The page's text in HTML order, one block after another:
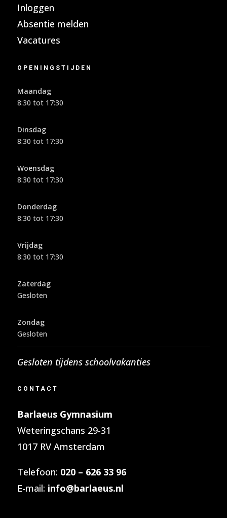
Inloggen
Absentie melden
Vacatures
OPENINGSTIJDEN
Maandag
8:30 tot 17:30
Dinsdag
8:30 tot 17:30
Woensdag
8:30 tot 17:30
Donderdag
8:30 tot 17:30
Vrijdag
8:30 tot 17:30
Zaterdag
Gesloten
Zondag
Gesloten
Gesloten tijdens schoolvakanties
CONTACT
Barlaeus Gymnasium
Weteringschans 29-31
1017 RV Amsterdam
Telefoon: 020 – 626 33 96
E-mail: info@barlaeus.nl